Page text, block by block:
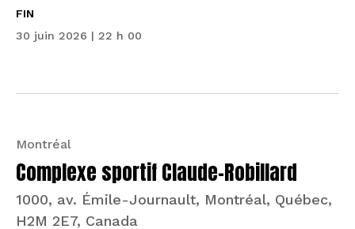
FIN
30 juin 2026 | 22 h 00
Montréal
Complexe sportif Claude-Robillard
1000, av. Émile-Journault, Montréal, Québec,
H2M 2E7, Canada